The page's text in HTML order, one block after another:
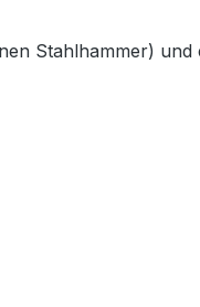
Stahlhammer)